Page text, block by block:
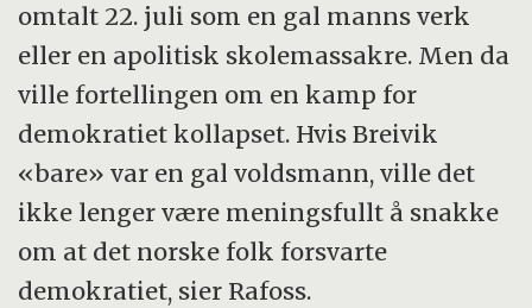
omtalt 22. juli som en gal manns verk
eller en apolitisk skolemassakre. Men da
ville fortellingen om en kamp for
demokratiet kollapset. Hvis Breivik
«bare» var en gal voldsmann, ville det
ikke lenger være meningsfullt å snakke
om at det norske folk forsvarte
demokratiet, sier Rafoss.